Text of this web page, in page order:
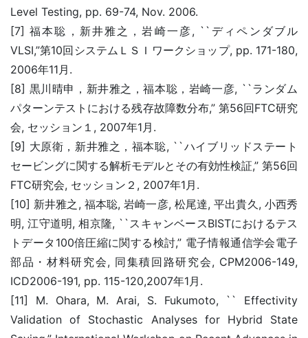
Level Testing, pp. 69-74, Nov. 2006.
[7] 福本聡，新井雅之，岩崎一彦, ``ディペンダブル
VLSI,”第10回システムＬＳＩワークショップ, pp. 171-180,
2006年11月.
[8] 黒川晴申，新井雅之，福本聡，岩崎一彦, ``ランダム
パターンテストにおける残存故障数分布,” 第56回FTC研究
会, セッション１, 2007年1月.
[9] 大原衛，新井雅之，福本聡, ``ハイブリッドステート
セービングに関する解析モデルとその有効性検証,” 第56回
FTC研究会, セッション２, 2007年1月.
[10] 新井雅之, 福本聡, 岩崎一彦, 松尾達, 平出貴久, 小西秀
明, 江守道明, 相京隆, ``スキャンベースBISTにおけるテス
トデータ100倍圧縮に関する検討,” 電子情報通信学会電子
部品・材料研究会, 同集積回路研究会, CPM2006-149,
ICD2006-191, pp. 115-120,2007年1月.
[11] M. Ohara, M. Arai, S. Fukumoto, `` Effectivity
Validation of Stochastic Analyses for Hybrid State